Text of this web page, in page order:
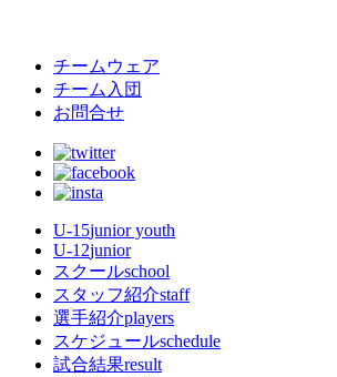
チームウェア
チーム入団
お問合せ
U-15junior youth
U-12junior
スクールschool
スタッフ紹介staff
選手紹介players
スケジュールschedule
試合結果result